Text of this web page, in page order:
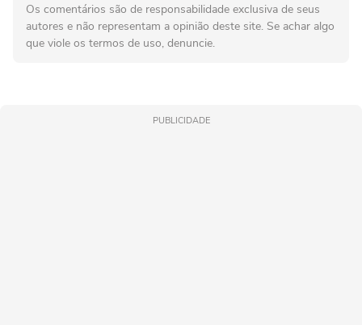
Os comentários são de responsabilidade exclusiva de seus
autores e não representam a opinião deste site. Se achar algo
que viole os termos de uso, denuncie.
PUBLICIDADE